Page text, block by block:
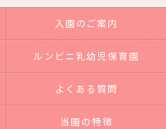
入園のご案内
ルンビニ乳幼児保育園
よくある質問
当園の特徴